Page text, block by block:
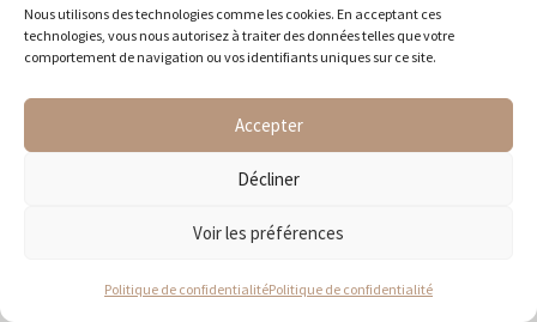
Nous utilisons des technologies comme les cookies. En acceptant ces
technologies, vous nous autorisez à traiter des données telles que votre
comportement de navigation ou vos identifiants uniques sur ce site.
Accepter
Décliner
Voir les préférences
Politique de confidentialitéPolitique de confidentialité
Bombe de bains
Savon en barre
Lotion pour les mains
Déodorant Naturel
sel de bain